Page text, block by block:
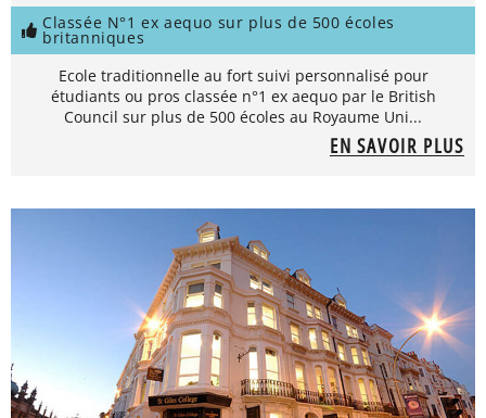
Classée N°1 ex aequo sur plus de 500 écoles
britanniques
Ecole traditionnelle au fort suivi personnalisé pour
étudiants ou pros classée n°1 ex aequo par le British
Council sur plus de 500 écoles au Royaume Uni...
EN SAVOIR PLUS